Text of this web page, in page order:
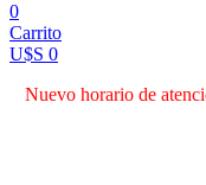
0
Carrito
U$S 0
Nuevo horario de